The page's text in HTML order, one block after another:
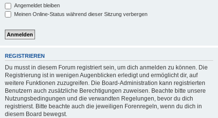
Angemeldet bleiben
Meinen Online-Status während dieser Sitzung verbergen
REGISTRIEREN
Du musst in diesem Forum registriert sein, um dich anmelden zu können. Die
Registrierung ist in wenigen Augenblicken erledigt und ermöglicht dir, auf
weitere Funktionen zuzugreifen. Die Board-Administration kann registrierten
Benutzern auch zusätzliche Berechtigungen zuweisen. Beachte bitte unsere
Nutzungsbedingungen und die verwandten Regelungen, bevor du dich
registrierst. Bitte beachte auch die jeweiligen Forenregeln, wenn du dich in
diesem Board bewegst.